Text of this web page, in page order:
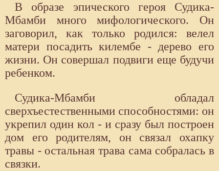
В образе эпического героя Судика-
Мбамби много мифологического. Он
заговорил, как только родился: велел
матери посадить килембе - дерево его
жизни. Он совершал подвиги еще будучи
ребенком.
Судика-Мбамби обладал
сверхъестественными способностями: он
укрепил один кол - и сразу был построен
дом его родителям, он связал охапку
травы - остальная трава сама собралась в
связки.